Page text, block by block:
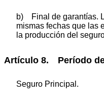
b) Final de garantías.
mismas fechas que las
la producción del
Artículo 8. Período
Seguro Principal.